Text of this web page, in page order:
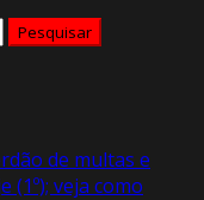
de multas e
veja como